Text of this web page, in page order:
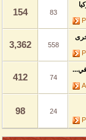
154
3,362
412